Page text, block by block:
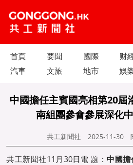
首頁 要聞 國際 财
汽車
文旅 地市 娛
中國擔任主賓國亮相第20屆
南組團參會參展深化
共工新聞社 2025-11-30
共工新聞社11月30日電 題：中國